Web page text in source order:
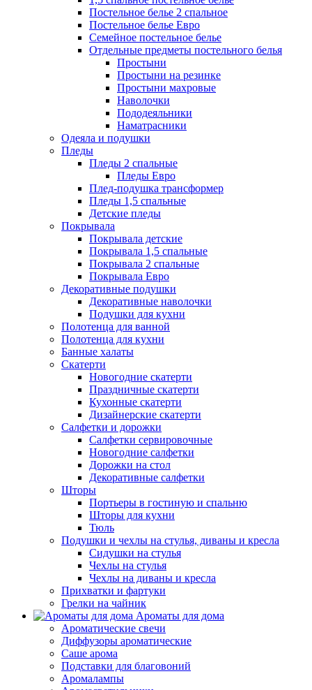
Постельное белье 2 спальное
Постельное белье Евро
Семейное постельное белье
Отдельные предметы постельного белья
Простыни
Простыни на резинке
Простыни махровые
Наволочки
Пододеяльники
Наматрасники
Одеяла и подушки
Пледы
Пледы 2 спальные
Пледы Евро
Плед-подушка трансформер
Пледы 1,5 спальные
Детские пледы
Покрывала
Покрывала детские
Покрывала 1,5 спальные
Покрывала 2 спальные
Покрывала Евро
Декоративные подушки
Декоративные наволочки
Подушки для кухни
Полотенца для ванной
Полотенца для кухни
Банные халаты
Скатерти
Новогодние скатерти
Праздничные скатерти
Кухонные скатерти
Дизайнерские скатерти
Салфетки и дорожки
Салфетки сервировочные
Новогодние салфетки
Дорожки на стол
Декоративные салфетки
Шторы
Портьеры в гостиную и спальню
Шторы для кухни
Тюль
Подушки и чехлы на стулья, диваны и кресла
Сидушки на стулья
Чехлы на стулья
Чехлы на диваны и кресла
Прихватки и фартуки
Грелки на чайник
Ароматы для дома
Ароматические свечи
Диффузоры ароматические
Саше арома
Подставки для благовоний
Аромалампы